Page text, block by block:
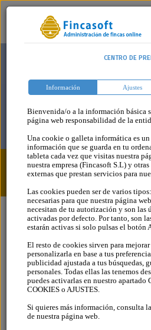
Blog Categoria
CENTRO DE
Información Ajustes
Bienvenida/o a la información básica
página web responsabilidad de la
Una cookie o galleta informática es
información que se guarda en tu
tableta cada vez que visitas nuestra
nuestra empresa (Fincasoft S.L) y otras
externas que prestan servicios para
Las cookies pueden ser de varios
necesarias para que nuestra página
necesitan de tu autorización y son las
activadas por defecto. Por tanto, son
estarán activas si solo pulsas el botón
El resto de cookies sirven para
personalizarla en base a tus
publicidad ajustada a tus búsquedas,
personales. Todas ellas las tenemos
puedes activarlas en nuestro apartado
COOKIES o AJUSTES.
Si quieres más información, consulta
de nuestra página web.